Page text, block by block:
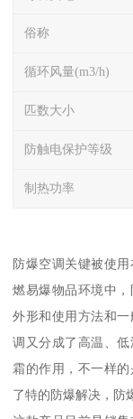
俗称
循环风量(m3/h)
匹数大小
防触电保护等级
制热功率
防爆空调关键被使
燃易爆物品环境中
外形和使用方法和
调又分成了高温、
霜的作用，不一样
了特的防爆解决，防